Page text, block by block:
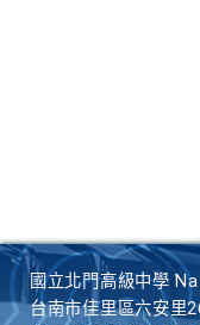
國立北門高級中學
台南市佳里區六安